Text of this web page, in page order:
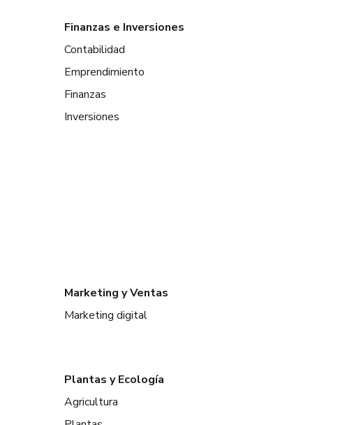
Finanzas e Inversiones
Contabilidad
Emprendimiento
Finanzas
Inversiones
Marketing y Ventas
Marketing digital
Plantas y Ecología
Agricultura